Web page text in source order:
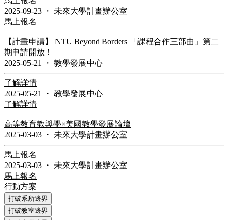
2025-09-23 ・ 未來大學計畫辦公室
馬上報名
【計畫申請】 NTU Beyond Borders 「課程合作三部曲」第二
期申請開放！
2025-05-21
・ 教學發展中心
了解詳情
2025-05-21
・ 教學發展中心
了解詳情
高等教育教與學×美國教學發展論壇
2025-03-03 ・ 未來大學計畫辦公室
馬上報名
2025-03-03 ・ 未來大學計畫辦公室
馬上報名
行動方案
打破系所邊界
打破教室邊界